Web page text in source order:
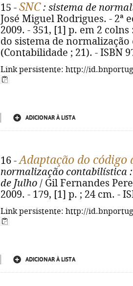
15 - SNC: sistema de
José Miguel Rodrigues. - 2ª
2009. - 351, [1] p. em 2
do sistema de
(Contabilidade ; 21). - ISBN
Link persistente: http://
ADICIONAR À LISTA
16 -Adaptação do código
normalização contabilística
de Julho / Gil Fernandes
2009. - 179, [1] p. ; 24 cm. -
Link persistente: http://
ADICIONAR À LISTA